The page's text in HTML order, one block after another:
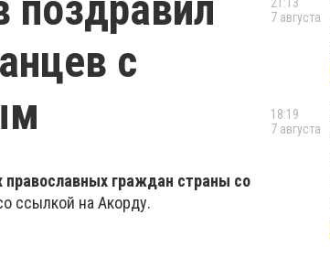
с
православных граждан страны со
ссылкой на Акорду.
7 августа
18:19
7 августа